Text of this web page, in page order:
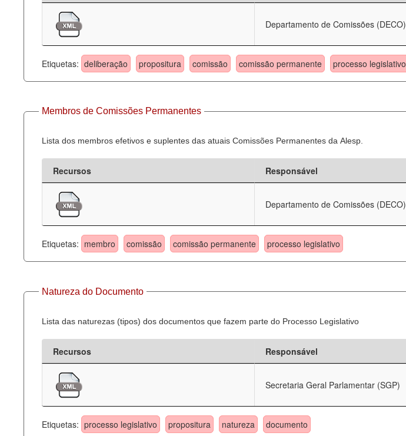
Departamento de Comissões (DECO)
Etiquetas: deliberação propositura comissão comissão permanente processo legislativo
Membros de Comissões Permanentes
Lista dos membros efetivos e suplentes das atuais Comissões Permanentes da Alesp.
Recursos Responsável
Departamento de Comissões (DECO)
Etiquetas: membro comissão comissão permanente processo legislativo
Natureza do Documento
Lista das naturezas (tipos) dos documentos que fazem parte do Processo Legislativo
Recursos Responsável
Secretaria Geral Parlamentar (SGP)
Etiquetas: processo legislativo propositura natureza documento